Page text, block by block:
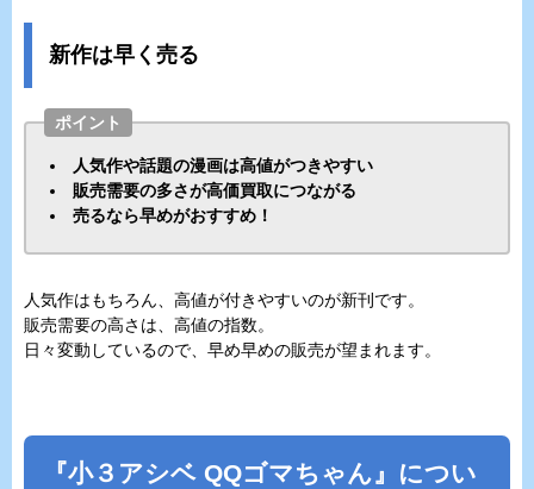
新作は早く売る
ポイント
人気作や話題の漫画は高値がつきやすい
販売需要の多さが高価買取につながる
売るなら早めがおすすめ！
人気作はもちろん、高値が付きやすいのが新刊です。
販売需要の高さは、高値の指数。
日々変動しているので、早め早めの販売が望まれます。
『⼩３アシベ QQゴマちゃん』につい